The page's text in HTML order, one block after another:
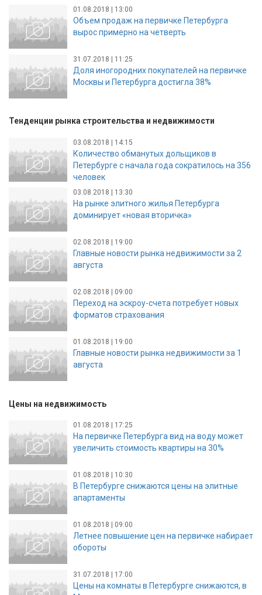
01.08.2018 | 13:00
Объем продаж на первичке Петербурга
вырос примерно на четверть
31.07.2018 | 11:25
Доля иногородних покупателей на первичке
Москвы и Петербурга достигла 38%
Тенденции рынка строительства и недвижимости
03.08.2018 | 14:15
Количество обманутых дольщиков в
Петербурге с начала года сократилось на 356
человек
03.08.2018 | 13:30
На рынке элитного жилья Петербурга
доминирует «новая вторичка»
02.08.2018 | 19:00
Главные новости рынка недвижимости за 2
августа
02.08.2018 | 09:00
Переход на эскроу-счета потребует новых
форматов страхования
01.08.2018 | 19:00
Главные новости рынка недвижимости за 1
августа
Цены на недвижимость
01.08.2018 | 17:25
На первичке Петербурга вид на воду может
увеличить стоимость квартиры на 30%
01.08.2018 | 10:30
В Петербурге снижаются цены на элитные
апартаменты
01.08.2018 | 09:00
Летнее повышение цен на первичке набирает
обороты
31.07.2018 | 17:00
Цены на комнаты в Петербурге снижаются, в